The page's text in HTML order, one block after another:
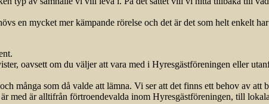
en mycket mer kämpande rörelse och det är det som helt enkelt
oavsett om du väljer att vara med i Hyresgästföreningen eller
många som då valde att lämna. Vi ser att det finns ett behov av att
med är alltifrån förtroendevalda inom Hyresgästföreningen, till